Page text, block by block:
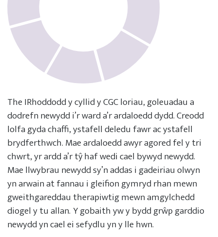
The IRhoddodd y cyllid y CGC loriau, goleuadau a
dodrefn newydd i’r ward a’r ardaloedd dydd. Creodd
lolfa gyda chaffi, ystafell deledu fawr ac ystafell
brydferthwch. Mae ardaloedd awyr agored fel y tri
chwrt, yr ardd a’r tŷ haf wedi cael bywyd newydd.
Mae llwybrau newydd sy’n addas i gadeiriau olwyn
yn arwain at fannau i gleifion gymryd rhan mewn
gweithgareddau therapiwtig mewn amgylchedd
diogel y tu allan. Y gobaith yw y bydd grŵp garddio
newydd yn cael ei sefydlu yn y lle hwn.